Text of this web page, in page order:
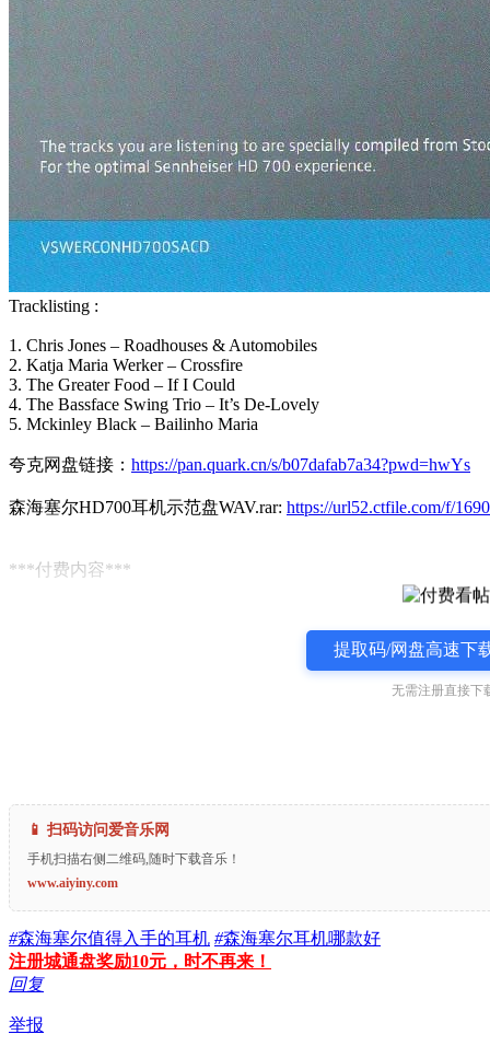
Tracklisting :
1. Chris Jones – Roadhouses & Automobiles
2. Katja Maria Werker – Crossfire
3. The Greater Food – If I Could
4. The Bassface Swing Trio – It’s De-Lovely
5. Mckinley Black – Bailinho Maria
夸克网盘链接： https://pan.quark.cn/s/b07dafab7a34?pwd=hwYs
森海塞尔HD700耳机示范盘WAV.rar: https://url52.ctfile.com/f/
***付费内容***
提取码/网盘高速下
无需注册直接下
📱 扫码访问爱音乐网
手机扫描右侧二维码,随时下载音乐！
www.aiyiny.com
#森海塞尔值得入手的耳机 #森海塞尔耳机哪款好
注册城通盘奖励10元，时不再来！
回复
举报